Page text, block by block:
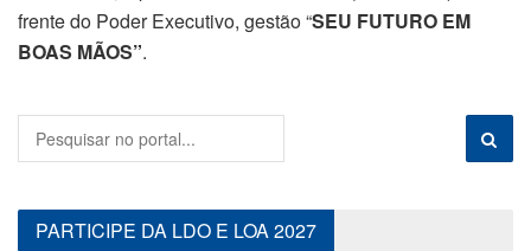
frente do Poder Executivo, gestão “SEU FUTURO EM
BOAS MÃOS”.
PARTICIPE DA LDO E LOA 2027